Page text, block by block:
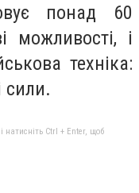
понад 60
можливості, і
техніка:
сили.
натисніть Ctrl + Enter, щоб